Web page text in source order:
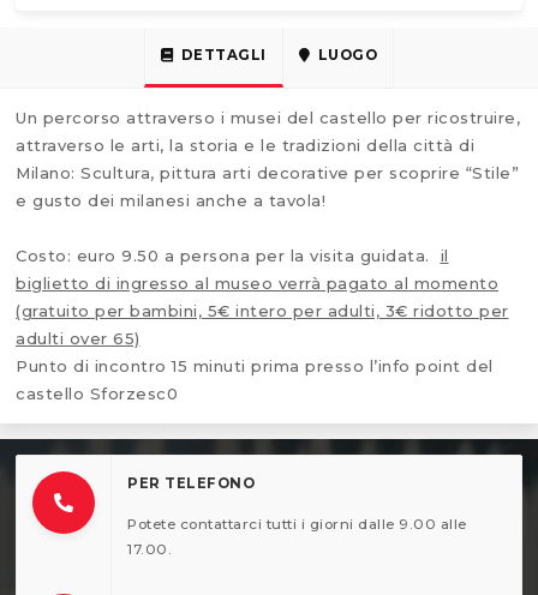
DETTAGLI LUOGO
Un percorso attraverso i musei del castello per ricostruire,
attraverso le arti, la storia e le tradizioni della città di
Milano: Scultura, pittura arti decorative per scoprire “Stile”
e gusto dei milanesi anche a tavola!
Costo: euro 9.50 a persona per la visita guidata. il
biglietto di ingresso al museo verrà pagato al momento
(gratuito per bambini, 5€ intero per adulti, 3€ ridotto per
adulti over 65)
Punto di incontro 15 minuti prima presso l’info point del
castello Sforzesc0
PER TELEFONO
Potete contattarci tutti i giorni dalle 9.00 alle
17.00.